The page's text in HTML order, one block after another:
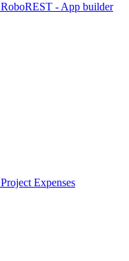
RoboREST - App builder
Project Expenses